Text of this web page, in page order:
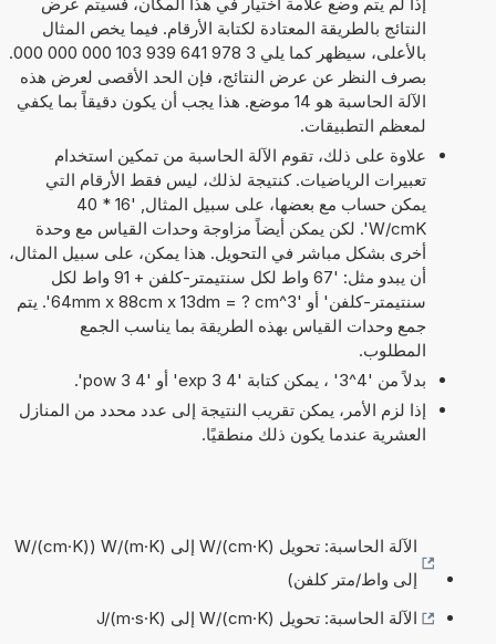
النتائج بالطريقة المعتادة لكتابة الأرقام. فيما يخص المثال
بالأعلى، سيظهر كما يلي 3 978 641 939 103 000 000 000.
بصرف النظر عن عرض النتائج، فإن الحد الأقصى لعرض هذه
الآلة الحاسبة هو 14 موضع. هذا يجب أن يكون دقيقاً بما يكفي
لمعظم التطبيقات.
علاوة على ذلك، تقوم الآلة الحاسبة من تمكين استخدام
تعبيرات الرياضيات. كنتيجة لذلك، ليس فقط الأرقام التي
يمكن حساب مع بعضها، على سبيل المثال, '16 * 40
W/cmK'. لكن يمكن أيضاً مزاوجة وحدات القياس مع وحدة
أخرى بشكل مباشر في التحويل. هذا يمكن، على سبيل المثال،
أن يبدو مثل: '67 واط لكل سنتيمتر-كلفن + 91 واط لكل
سنتيمتر-كلفن' أو '64mm x 88cm x 13dm = ? cm^3'. يتم
جمع وحدات القياس بهذه الطريقة بما يناسب الجمع
المطلوب.
بدلاً من '4^3' ، يمكن كتابة '4 exp 3' أو '4 pow 3'.
إذا لزم الأمر، يمكن تقريب النتيجة إلى عدد محدد من المنازل
العشرية عندما يكون ذلك منطقيًا.
الآلة الحاسبة: تحويل W/(cm·K) إلى W/(m·K) (W/(cm·K)
إلى واط/متر كلفن)
الآلة الحاسبة: تحويل W/(cm·K) إلى J/(m·s·K)